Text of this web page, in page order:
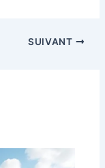
SUIVANT